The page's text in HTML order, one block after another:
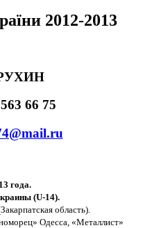
2012-2013
66 75
года.
(U-14).
область).
Одесса, «Металлист»